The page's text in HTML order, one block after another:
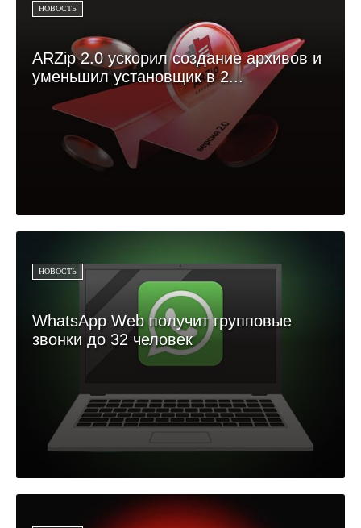
НОВОСТЬ
ARZip 2.0 ускорил создание архивов и
уменьшил установщик в 2...
НОВОСТЬ
WhatsApp Web получит групповые
звонки до 32 человек